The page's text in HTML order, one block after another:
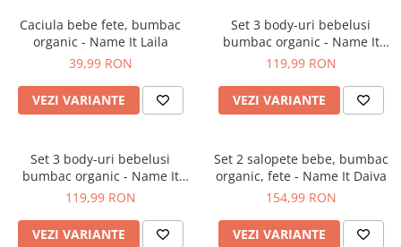
Caciula bebe fete, bumbac
organic - Name It Laila
39,99 RON
VEZI VARIANTE
Set 3 body-uri bebelusi
bumbac organic - Name It
Legion
119,99 RON
VEZI VARIANTE
Set 3 body-uri bebelusi
bumbac organic - Name It
Prune
119,99 RON
VEZI VARIANTE
Set 2 salopete bebe, bumbac
organic, fete - Name It Daiva
154,99 RON
VEZI VARIANTE